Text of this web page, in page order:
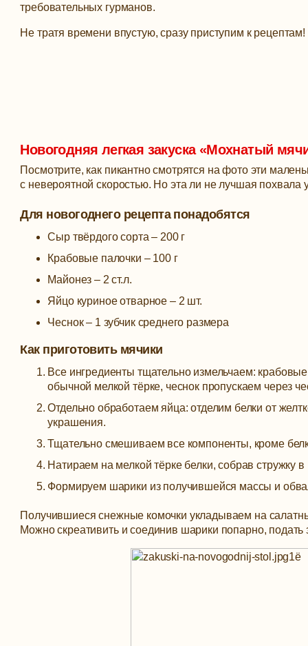
требовательных гурманов.
Не тратя времени впустую, сразу приступим к рецептам!
Новогодняя легкая закуска «Мохнатый
Посмотрите, как пикантно смотрятся на фото эти
с невероятной скоростью. Но эта ли не лучшая похвала
Для новогоднего рецепта понадобятся
Сыр твёрдого сорта – 200 г
Крабовые палочки – 100 г
Майонез – 2 ст.л.
Яйцо куриное отварное – 2 шт.
Чеснок – 1 зубчик среднего размера
Как приготовить мячики
Все ингредиенты тщательно измельчаем:
обычной мелкой тёрке, чеснок пропускаем через
Отдельно обработаем яйца: отделим белки от
украшения.
Тщательно смешиваем все компоненты, кроме
Натираем на мелкой тёрке белки, собрав стружку
Формируем шарики из получившейся массы и
Получившиеся снежные комочки укладываем на
Можно скреативить и соединив шарики попарно, подать